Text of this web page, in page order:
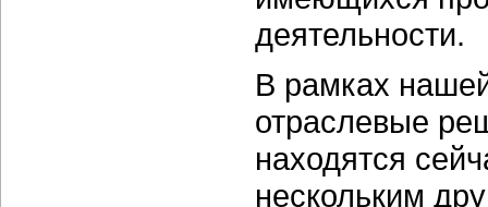
деятельности.
В рамках
отраслевые
находятся
нескольким